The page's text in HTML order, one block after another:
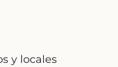
y locales